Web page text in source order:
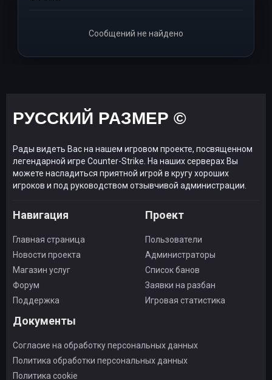
Сообщений не найдено
РУССКИЙ РАЗМЕР ©
Рады видеть Вас на нашем игровом проекте, посвященном
легендарной игре Counter-Strike. На наших серверах Вы
можете насладиться приятной игрой в кругу хороших
игроков и под руководством отзывчивой администрации.
Навигация
Главная страница
Новости проекта
Магазин услуг
Форум
Поддержка
Проект
Пользователи
Администраторы
Список банов
Заявки на разбан
Игровая статистика
Документы
Согласие на обработку персональных данных
Политика обработки персональных данных
Политика cookie